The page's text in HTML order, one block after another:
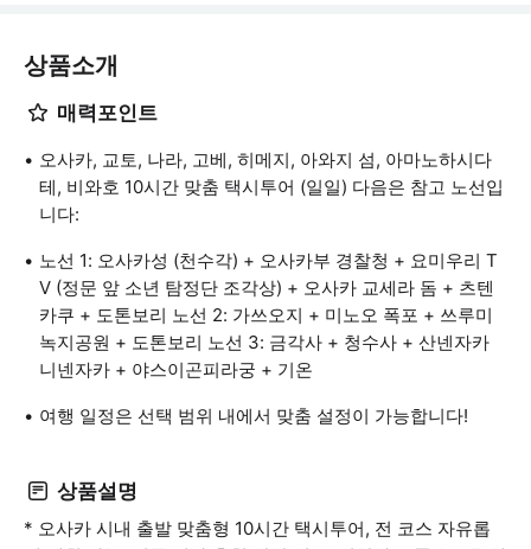
상품소개
매력포인트
오사카, 교토, 나라, 고베, 히메지, 아와지 섬, 아마노하시다
테, 비와호 10시간 맞춤 택시투어 (일일) 다음은 참고 노선입
니다:
노선 1: 오사카성 (천수각) + 오사카부 경찰청 + 요미우리 T
V (정문 앞 소년 탐정단 조각상) + 오사카 교세라 돔 + 츠텐
카쿠 + 도톤보리 노선 2: 가쓰오지 + 미노오 폭포 + 쓰루미
녹지공원 + 도톤보리 노선 3: 금각사 + 청수사 + 산넨자카
니넨자카 + 야스이곤피라궁 + 기온
여행 일정은 선택 범위 내에서 맞춤 설정이 가능합니다!
상품설명
* 오사카 시내 출발 맞춤형 10시간 택시투어, 전 코스 자유롭